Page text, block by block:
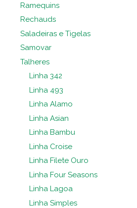
Ramequins
Rechauds
Saladeiras e Tigelas
Samovar
Talheres
Linha 342
Linha 493
Linha Alamo
Linha Asian
Linha Bambu
Linha Croise
Linha Filete Ouro
Linha Four Seasons
Linha Lagoa
Linha Simples